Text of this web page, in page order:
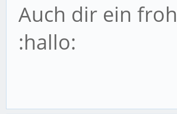
Auch dir ein
:hallo: